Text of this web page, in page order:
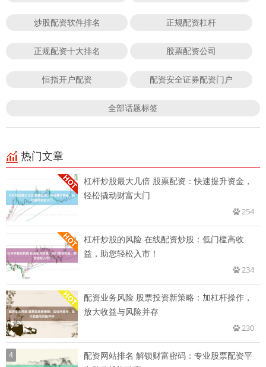
炒股配资软件排名 正规配资杠杆
正规配资十大排名 股票配资公司
恒指开户配资 配资安全证券配资门户
全部话题标签
热门文章
杠杆炒股最大几倍 股票配资：快速提升资金，
轻松撬动财富大门
254
杠杆炒股的风险 在线配资炒股：低门槛高收
益，助您轻松入市！
234
配资业务风险 股票投资新策略：加杠杆操作，
放大收益与风险并存
230
4
配资网站排名 解锁财富密码：专业股票配资平